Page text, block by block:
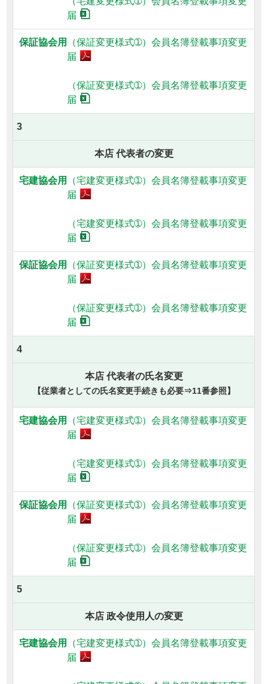
届
（保証変更様式➀）会員名簿登載事項変更
届
（保証変更様式➀）会員名簿登載事項変更
届
3
本店 代表者の変更
（宅建変更様式➀）会員名簿登載事項変更
届
（宅建変更様式➀）会員名簿登載事項変更
届
（保証変更様式➀）会員名簿登載事項変更
届
（保証変更様式➀）会員名簿登載事項変更
届
4
本店 代表者の氏名変更
【従業者としての氏名変更手続きも必要⇒11番参照】
（宅建変更様式➀）会員名簿登載事項変更
届
（宅建変更様式➀）会員名簿登載事項変更
届
（保証変更様式➀）会員名簿登載事項変更
届
（保証変更様式➀）会員名簿登載事項変更
届
5
本店 政令使用人の変更
（宅建変更様式➀）会員名簿登載事項変更
届